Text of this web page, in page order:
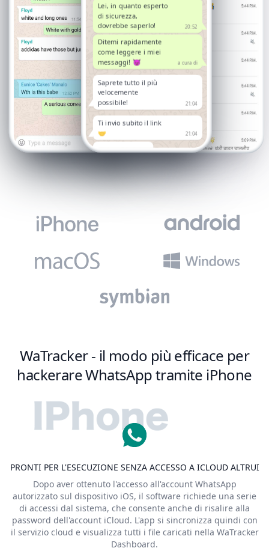
20:52
Lei, in quanto esperto
di sicurezza,
dovrebbe saperlo!
a cura di
Ditemi rapidamente
come leggere i miei
messaggi! 😈
21:04
Saprete tutto il più
velocemente
possibile!
21:04
Ti invio subito il link
🤝
WaTracker - il modo più efficace per
hackerare WhatsApp tramite iPhone
PRONTI PER L'ESECUZIONE SENZA ACCESSO A ICLOUD ALTRUI
Dopo aver ottenuto l'accesso all'account WhatsApp
autorizzato sul dispositivo iOS, il software richiede una serie
di accessi dal sistema, che consente anche di risalire alla
password dell'account iCloud. L'app si sincronizza quindi con
il servizio cloud e visualizza tutti i file caricati nella WaTracker
Dashboard.